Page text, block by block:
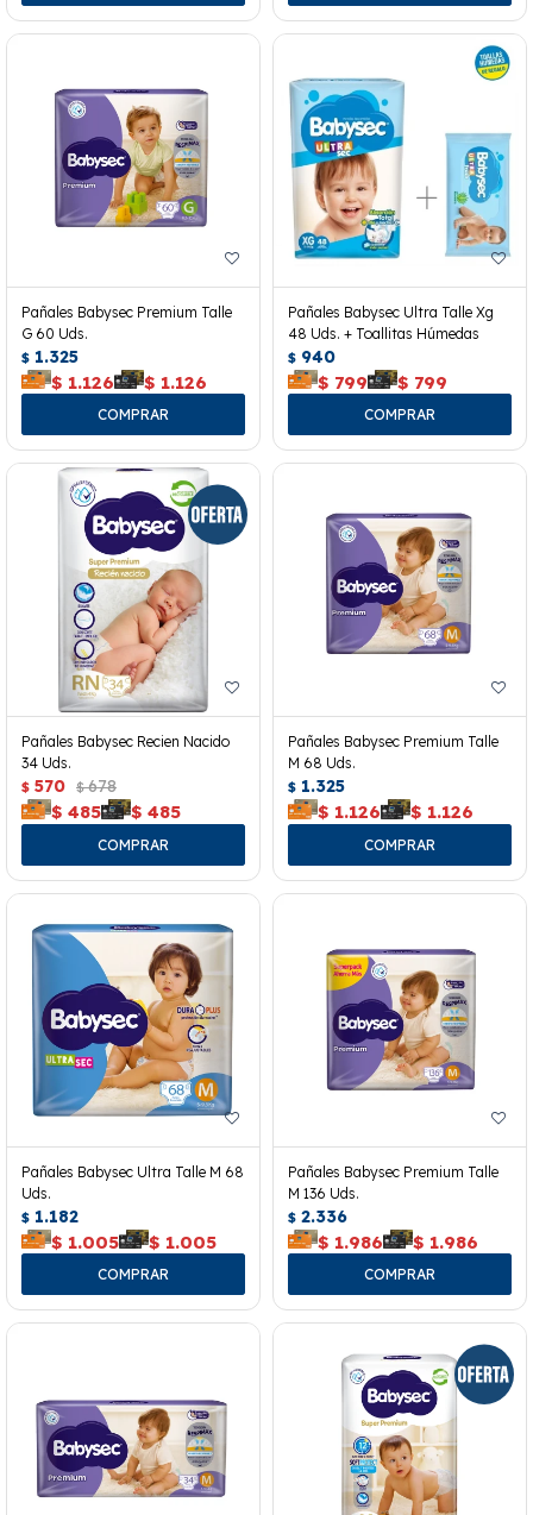
Pañales Babysec Premium Talle
G 60 Uds.
$ 1.325
$ 1.126 $ 1.126
Pañales Babysec Ultra Talle Xg
48 Uds. + Toallitas Húmedas
$ 940
$ 799 $ 799
Pañales Babysec Recien Nacido
34 Uds.
$ 570 $ 678
$ 485 $ 485
Pañales Babysec Premium Talle
M 68 Uds.
$ 1.325
$ 1.126 $ 1.126
Pañales Babysec Ultra Talle M 68
Uds.
$ 1.182
$ 1.005 $ 1.005
Pañales Babysec Premium Talle
M 136 Uds.
$ 2.336
$ 1.986 $ 1.986